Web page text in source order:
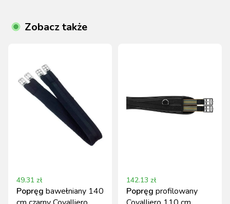
Zobacz także
49.31 zł
Popręg bawełniany 140
142.13 zł
Popręg profilowany